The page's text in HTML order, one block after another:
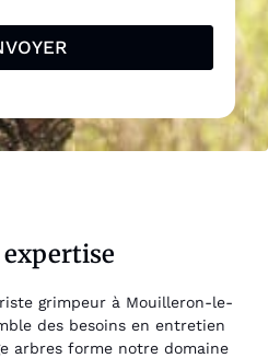
grimpeur à Mouilleron-le-
des besoins en entretien
arbres forme notre domaine